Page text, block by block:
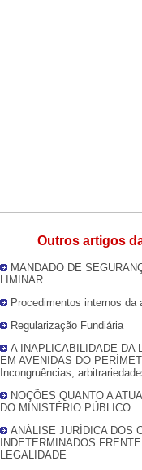
Outros artigos
MANDADO DE
LIMINAR
Procedimentos internos da
Regularização Fundiária
A INAPLICABILIDADE DA
EM AVENIDAS DO
Incongruências,
NOÇÕES QUANTO A
DO MINISTÉRIO PÚBLICO
ANÁLISE JURÍDICA DOS
INDETERMINADOS
LEGALIDADE